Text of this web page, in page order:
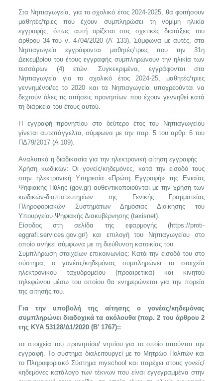
Στα Νηπιαγωγεία, για το σχολικό έτος 2024-2025, θα φοιτήσουν
μαθητές/τριες που έχουν συμπληρώσει τη νόμιμη ηλικία
εγγραφής, όπως αυτή ορίζεται στις σχετικές διατάξεις του
άρθρου 34 του ν. 4704/2020 (Α’ 133). Σύμφωνα με αυτές, στα
Νηπιαγωγεία εγγράφονται μαθητές/τριες που την 31η
Δεκεμβρίου του έτους εγγραφής συμπληρώνουν την ηλικία των
τεσσάρων (4) ετών. Συγκεκριμένα, εγγράφονται στα
Νηπιαγωγεία για το σχολικό έτος 2024-25, μαθητές/τριες
γεννημένοι/ες το 2020 και τα Νηπιαγωγεία υποχρεούνται να
δεχτούν όλες τις αιτήσεις προνηπίων που έχουν γεννηθεί κατά
τη διάρκεια του έτους αυτού.
Η εγγραφή πρoνηπίου στο δεύτερο έτος του Νηπιαγωγείου
γίνεται αυτεπάγγελτα, σύμφωνα με την παρ. 5 του αρθρ. 6 του
ΠΔ79/2017 (Α 109).
Αναλυτικά η διαδικασία για την ηλεκτρονική αίτηση εγγραφής
Χρήση κωδικών: Οι γονείς/κηδεμόνες, κατά την είσοδό τους
στην ηλεκτρονική Υπηρεσία «Πρώτη Εγγραφή» της Ενιαίας
Ψηφιακής Πύλης (gov.gr) αυθεντικοποιούνται με την χρήση των
κωδικών-διαπιστευτηρίων της Γενικής Γραμματείας
Πληροφοριακών Συστημάτων Δημόσιας Διοίκησης του
Υπουργείου Ψηφιακής Διακυβέρνησης (taxisnet).
Είσοδος στη σελίδα της εφαρμογής (https://proti-
eggrafi.services.gov.gr/) και επιλογή του Νηπιαγωγείου στο
οποίο ανήκει σύμφωνα με τη διεύθυνση κατοικίας του.
Συμπλήρωση στοιχείων επικοινωνίας: Κατά την είσοδό του στο
σύστημα, ο γονέας/κηδεμόνας συμπληρώνει τα στοιχεία
ηλεκτρονικού ταχυδρομείου (προαιρετικά) και κινητού
τηλεφώνου μέσω του οποίου θα ενημερώνεται για την πορεία
της αίτησής του.
Για την υποβολή της αίτησης ο γονέας/κηδεμόνας
συμπληρώνει διαδοχικά τα ακόλουθα (παρ. 2 του άρθρου 2
της ΚΥΑ 53128/Δ1/2020 (Β’ 1767)::
τα στοιχεία του προνηπίου/ νηπίου για το οποίο αιτούνται την
εγγραφή. Το σύστημα διαλειτουργεί με το Μητρώο Πολιτών και
το Πληροφοριακό Σύστημα myschool και παρέχει στους γονείς/
κηδεμόνες κατάλογο των τέκνων που είναι εγγεγραμμένα στην